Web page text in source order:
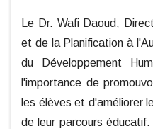
Le Dr. Wafi Daoud,
et de la Planification à
du Développement
l'importance de
les élèves et d'améliorer
de leur parcours